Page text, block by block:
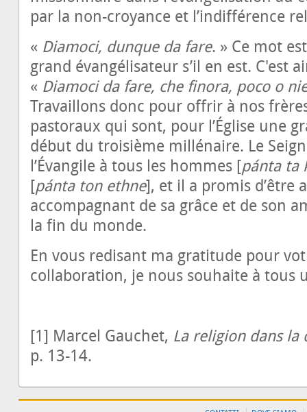
par la non-croyance et l’indifférence
« Diamoci, dunque da fare. » Ce mot
grand évangélisateur s’il en est. C'est
« Diamoci da fare, che finora, poco o
Travaillons donc pour offrir à nos
pastoraux qui sont, pour l’Église une
début du troisième millénaire. Le
l’Évangile à tous les hommes [pánta ta
[pánta ton ethne], et il a promis d’être
accompagnant de sa grâce et de son
la fin du monde.
En vous redisant ma gratitude pour
collaboration, je nous souhaite à tous
[1] Marcel Gauchet, La religion dans la
p. 13-14.